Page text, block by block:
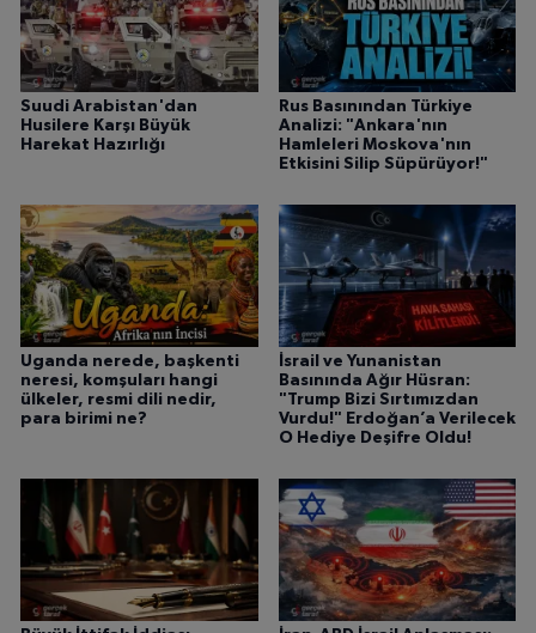
Suudi Arabistan'dan
Husilere Karşı Büyük
Harekat Hazırlığı
Rus Basınından Türkiye
Analizi: "Ankara'nın
Hamleleri Moskova'nın
Etkisini Silip Süpürüyor!"
Uganda nerede, başkenti
neresi, komşuları hangi
ülkeler, resmi dili nedir,
para birimi ne?
İsrail ve Yunanistan
Basınında Ağır Hüsran:
"Trump Bizi Sırtımızdan
Vurdu!" Erdoğan’a Verilecek
O Hediye Deşifre Oldu!